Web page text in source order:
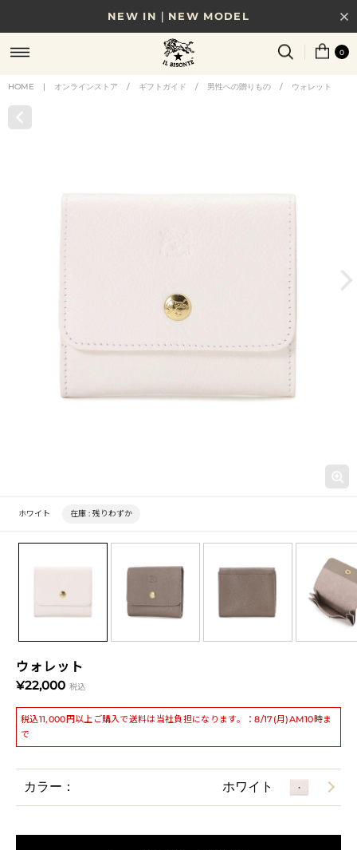
NEW IN｜NEW MODEL
8/17(月)10時まで｜税込11,000円以上で送料無料
贈る相手やシーンから選べる、新しいギフトガイド
0
HOME | オンラインストア / ギフトガイド / 男性への贈りもの / ウォレット
ウォレット
¥22,000 税込
税込11,000円以上ご購入で送料は当社負担になります。：8/17(月)AM10時ま
で
ホワイト 在庫 : 残りわずか
カラー： ホワイト